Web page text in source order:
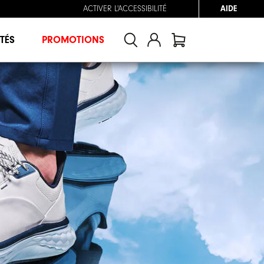
ACTIVER L'ACCESSIBILITÉ AIDE
PROMOTIONS